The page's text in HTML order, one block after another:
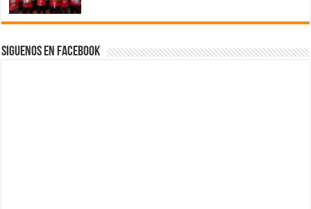
Siguenos en Facebook